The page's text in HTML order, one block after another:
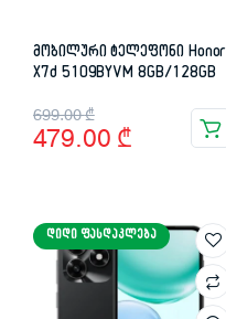
მობილური ტელეფონი Honor
X7d 5109BYVM 8GB/128GB
699.00₾
Original
price
699.00 ₾.
479.00 ₾
Current
price
479.00 ₾.
ᲓᲘᲓᲘ ᲤᲐᲡᲓᲐᲙᲚᲔᲑᲐ